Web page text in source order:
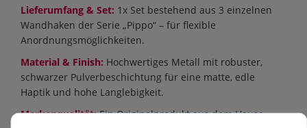
Lieferumfang & Set: 1x Set bestehend aus 3 einzelnen
Wandhaken der Serie „Pippo“ – für flexible
Anordnungsmöglichkeiten.
Material & Finish: Hochwertiges Metall mit robuster,
schwarzer Pulverbeschichtung für eine matte, edle
Haptik und hohe Langlebigkeit.
Markenqualität:Ein Originalprodukt aus dem Hause